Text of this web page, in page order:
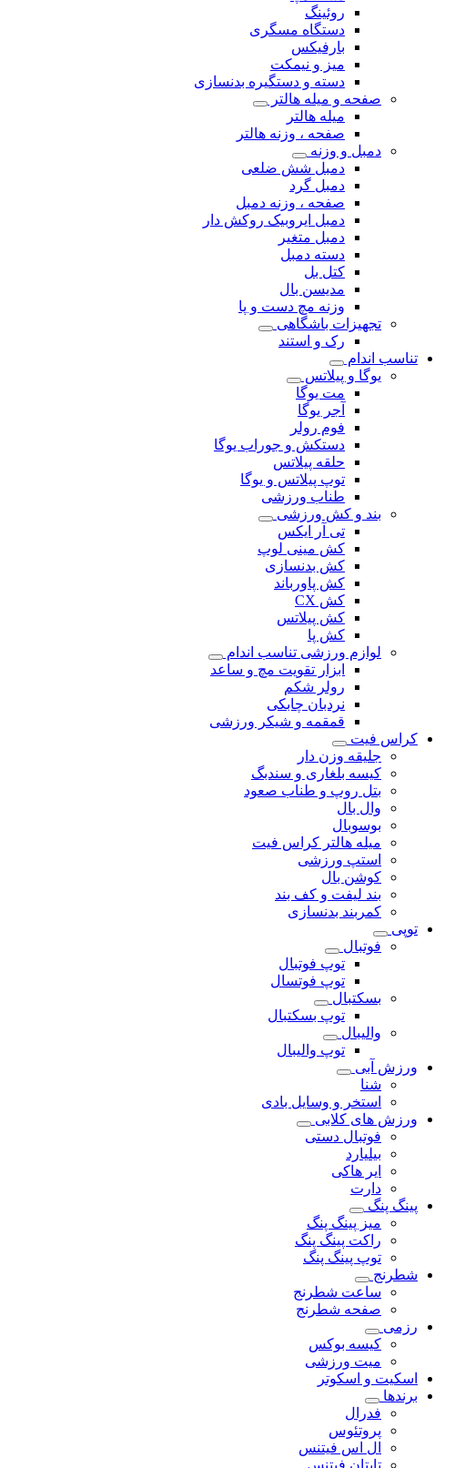
روئینگ
دستگاه مسگری
بارفیکس
میز و نیمکت
دسته و دستگیره بدنسازی
صفحه و میله هالتر
میله هالتر
صفحه ، وزنه هالتر
دمبل و وزنه
دمبل شش ضلعی
دمبل گرد
صفحه ، وزنه دمبل
دمبل ایروبیک روکش دار
دمبل متغیر
دسته دمبل
کتل بل
مدیسن بال
وزنه مچ دست و پا
تجهیزات باشگاهی
رک و استند
تناسب اندام
یوگا و پیلاتس
مت یوگا
آجر یوگا
فوم رولر
دستکش و جوراب یوگا
حلقه پیلاتس
توپ پیلاتس و یوگا
طناب ورزشی
بند و کش ورزشی
تی آر ایکس
کش مینی لوپ
کش بدنسازی
کش پاورباند
کش CX
کش پیلاتس
کش پا
لوازم ورزشی تناسب اندام
ابزار تقویت مچ و ساعد
رولر شکم
نردبان چابکی
قمقمه و شیکر ورزشی
کراس فیت
جلیقه وزن دار
کیسه بلغاری و سندبگ
بتل روپ و طناب صعود
وال بال
بوسوبال
میله هالتر کراس فیت
استپ ورزشی
کوشن بال
بند لیفت و کف بند
کمربند بدنسازی
توپی
فوتبال
توپ فوتبال
توپ فوتسال
بسکتبال
توپ بسکتبال
والیبال
توپ والیبال
ورزش آبی
شنا
استخر و وسایل بادی
ورزش های کلابی
فوتبال دستی
بیلیارد
ایر هاکی
دارت
پینگ پنگ
میز پینگ پنگ
راکت پینگ پنگ
توپ پینگ پنگ
شطرنج
ساعت شطرنج
صفحه شطرنج
رزمی
کیسه بوکس
میت ورزشی
اسکیت و اسکوتر
برندها
فدرال
پروتئوس
ال اس فیتنس